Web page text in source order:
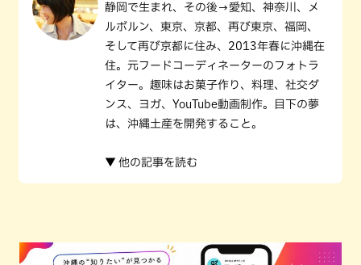
静岡で生まれ、その後→愛知、神奈川、メ
ルボルン、東京、京都、再び東京、福岡、
そして再び京都に住み、2013年春に沖縄在
住。元フードコーディネーターのフォトラ
イター。趣味はお菓子作り、料理、社交ダ
ンス、ヨガ、YouTube動画制作。目下の夢
は、沖縄土産を開発すること。
▼ 他の記事を読む